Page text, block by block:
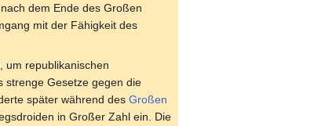
dem Ende des Großen
mit der Fähigkeit des
um republikanischen
strenge Gesetze gegen die
später während des Großen
in Großer Zahl ein. Die